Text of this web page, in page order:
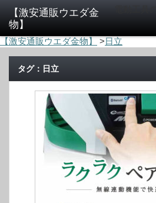
電動工具
【激安通販ウエダ金物】 >日立
タグ：日立